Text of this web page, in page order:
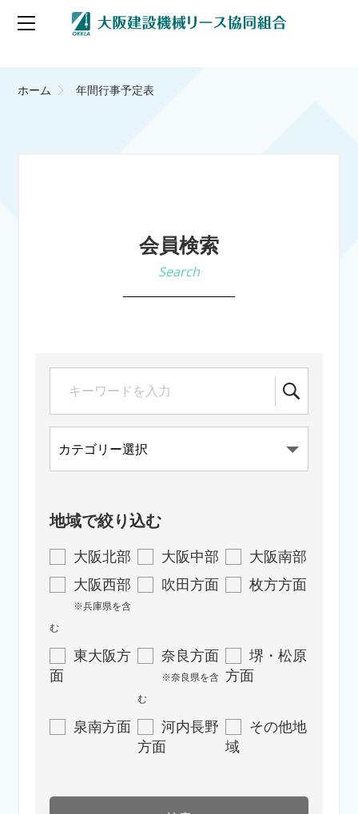
ホーム 年間行事予定表
会員検索
Search
地域で絞り込む
大阪北部 大阪中部
大阪南部
大阪西部
※兵庫県を含
む
吹田方面 枚方方面
東大阪方
面
奈良方面
※奈良県を含
む
堺・松原
方面
泉南方面
河内長野
方面
その他地
域